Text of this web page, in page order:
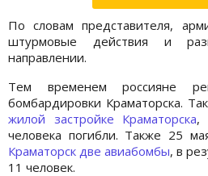
По словам представителя,
штурмовые действия и
направлении.
Тем временем россияне
бомбардировки Краматорска.
жилой застройке Краматорска,
человека погибли. Также 25
Краматорск две авиабомбы, в
11 человек.